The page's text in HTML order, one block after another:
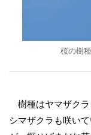
桜の樹
樹種はヤマザクラ
シマザクラも咲い